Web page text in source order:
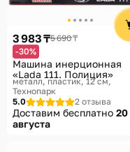
3 983 ₸5 690 ₸
-30%
Машина инерционная
«Lada 111. Полиция»
металл, пластик, 12 см
Технопарк
5.0
2 отзыва
Доставим бесплатно 20
августа